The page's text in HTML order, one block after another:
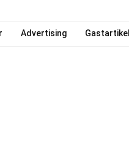
Advertising Gastartikel